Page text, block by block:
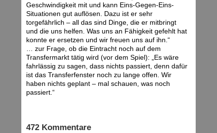
Geschwindigkeit mit und kann Eins-Gegen-Eins-
Situationen gut auflösen. Dazu ist er sehr
torgefährlich – all das sind Dinge, die er mitbringt
und die uns helfen. Was uns an Fähigkeit gefehlt hat
konnte er ersetzen und wir freuen uns auf ihn.“
… zur Frage, ob die Eintracht noch auf dem
Transfermarkt tätig wird (vor dem Spiel): „Es wäre
fahrlässig zu sagen, dass nichts passiert, denn dafür
ist das Transferfenster noch zu lange offen. Wir
haben nichts geplant – mal schauen, was noch
passiert.“
472 Kommentare